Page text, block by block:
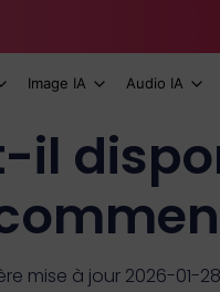
Image IA Audio IA
il
mise à jour 2026-01-28